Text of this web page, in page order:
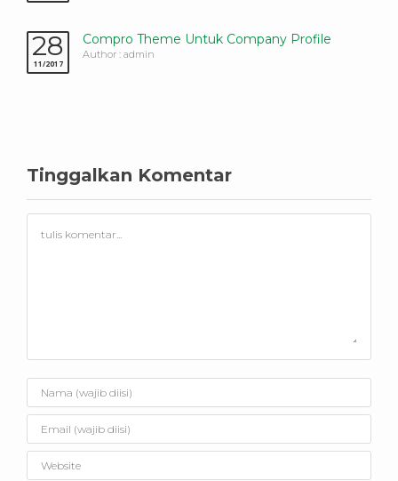
28
11/2017
Compro Theme Untuk Company Profile
Author : admin
Tinggalkan Komentar